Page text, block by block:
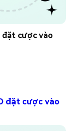
đặt cược vào
đặt cược vào